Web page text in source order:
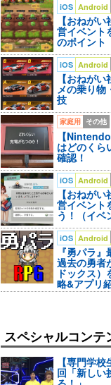
iOS Android
【おねが
営イベント
のポイント
iOS Android
【おねが
メの乗り物
技
家庭用 その他
【
はどのくら
確認！
iOS Android
【おねが
営イベント
う！（イベ
iOS Android
『勇パラ
過去の勇者
ドックス
略&アプリ
スペシャルコンテ
【専門学
回「新しい